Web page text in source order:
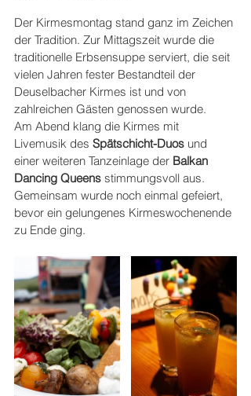
Der Kirmesmontag stand ganz im Zeichen
der Tradition. Zur Mittagszeit wurde die
traditionelle Erbsensuppe serviert, die seit
vielen Jahren fester Bestandteil der
Deuselbacher Kirmes ist und von
zahlreichen Gästen genossen wurde.
Am Abend klang die Kirmes mit
Livemusik des Spätschicht-Duos und
einer weiteren Tanzeinlage der Balkan
Dancing Queens stimmungsvoll aus.
Gemeinsam wurde noch einmal gefeiert,
bevor ein gelungenes Kirmeswochenende
zu Ende ging.